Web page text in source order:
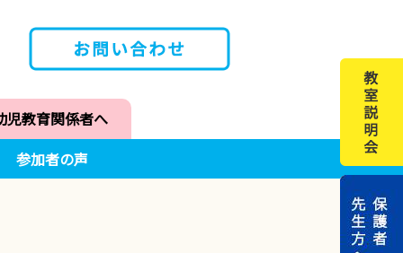
参加者の声
児教育関係者へ